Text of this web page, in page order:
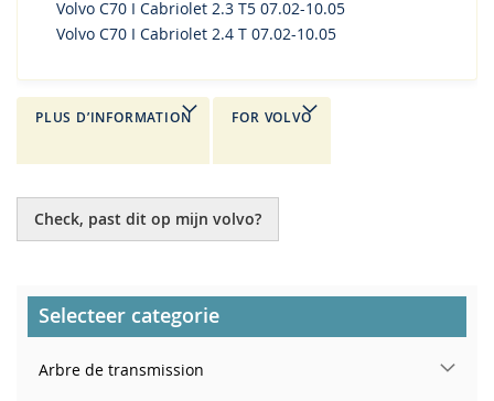
Volvo C70 I Cabriolet 2.3 T5 07.02-10.05
Volvo C70 I Cabriolet 2.4 T 07.02-10.05
PLUS D’INFORMATION FOR VOLVO
Check, past dit op mijn volvo?
Selecteer categorie
Arbre de transmission